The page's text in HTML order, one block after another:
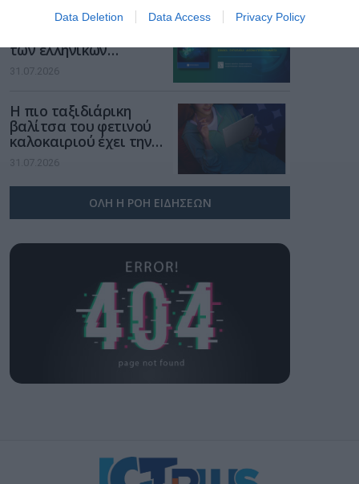
Data Deletion Data Access Privacy Policy
Νέος οδηγός του ΕΚΤ
των ελληνικών
επιχειρήσεων στον
χώρο της άμυνας
31.07.2026
Η πιο ταξιδιάρικη
βαλίτσα του φετινού
καλοκαιριού έχει την
υπογραφή της Xiaomi
31.07.2026
ΟΛΗ Η ΡΟΗ ΕΙΔΗΣΕΩΝ